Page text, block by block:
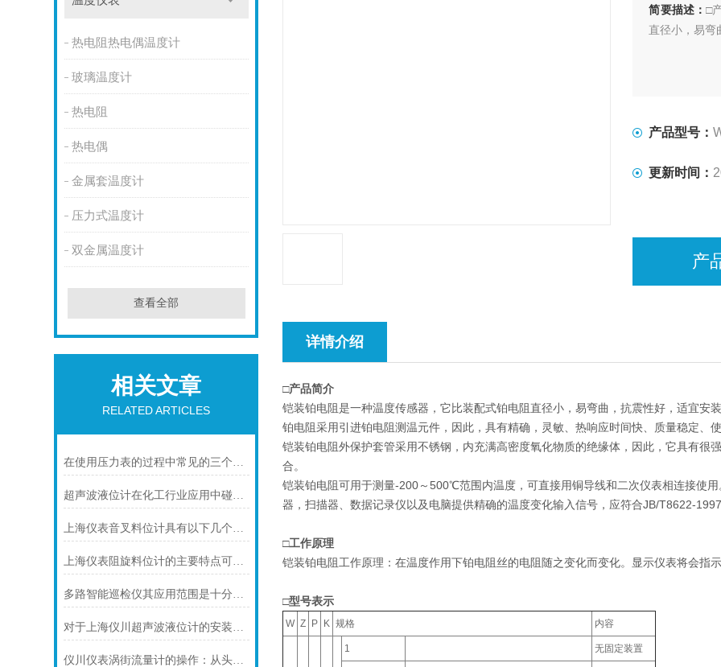
热电阻热电偶温度计
玻璃温度计
热电阻
热电偶
金属套温度计
压力式温度计
双金属温度计
查看全部
相关文章
RELATED ARTICLES
在使用压力表的过程中常见的三个问题及解决方法
超声波液位计在化工行业应用中碰到的常见问题及解决方案
上海仪表音叉料位计具有以下几个主要的用途
上海仪表阻旋料位计的主要特点可归纳如下
多路智能巡检仪其应用范围是十分广泛的
对于上海仪川超声波液位计的安装原理你可知晓！
仪川仪表涡街流量计的操作：从头开始学
简要描述：□
直径小，易弯
产品型号：
更新时间：
产
详情介绍
□产品简介
铠装铂电阻是一种温度传感器，它比装配式铂电阻直径小，易弯曲，抗震性好，适宜安
铂电阻采用引进铂电阻测温元件，因此，具有精确，灵敏、热响应时间快、质量稳定、
铠装铂电阻外保护套管采用不锈钢，内充满高密度氧化物质的绝缘体，因此，它具有很
合。
铠装铂电阻可用于测量-200～500℃范围内温度，可直接用铜导线和二次仪表相连接使
器，扫描器、数据记录仪以及电脑提供精确的温度变化输入信号，应符合JB/T8622-
□工作原理
铠装铂电阻工作原理：在温度作用下铂电阻丝的电阻随之变化而变化。显示仪表将会指
□型号表示
W Z P K 规格 内容
1 无固定装置